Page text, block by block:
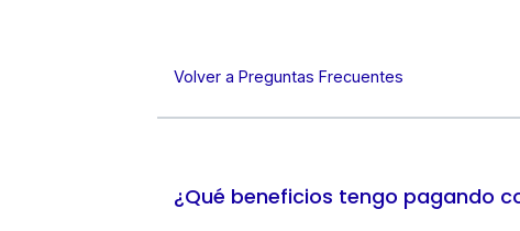
Volver a Preguntas Frecuentes
¿Qué beneficios tengo pagando